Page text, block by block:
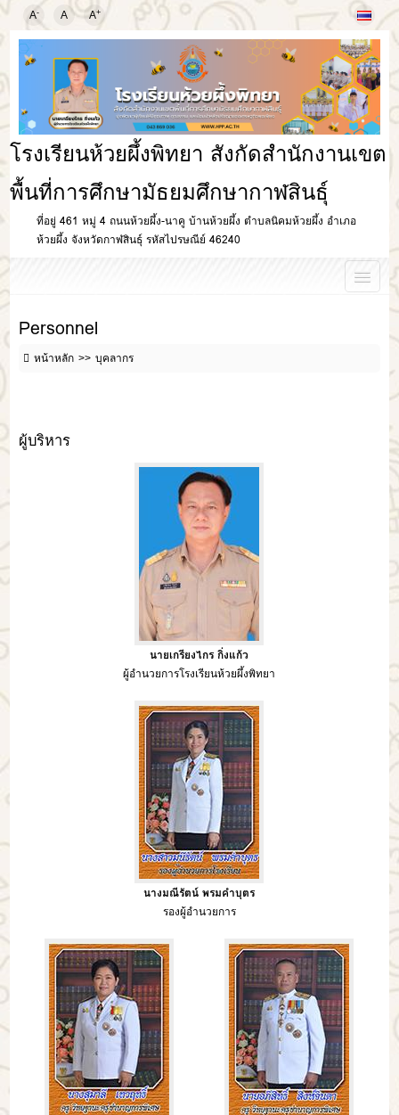
A- A A+
โรงเรียนห้วยผึ้งพิทยา สังกัดสำนักงานเขต
พื้นที่การศึกษามัธยมศึกษากาฬสินธุ์
ที่อยู่ 461 หมู่ 4 ถนนห้วยผึ้ง-นาคู บ้านห้วยผึ้ง ตำบลนิคมห้วยผึ้ง อำเภอ
ห้วยผึ้ง จังหวัดกาฬสินธุ์ รหัสไปรษณีย์ 46240
Personnel
หน้าหลัก บุคลากร
ผู้บริหาร
นายเกรียงไกร กิ่งแก้ว
ผู้อำนวยการโรงเรียนห้วยผึ้งพิทยา
นางมณีรัตน์ พรมคำบุตร
รองผู้อำนวยการ